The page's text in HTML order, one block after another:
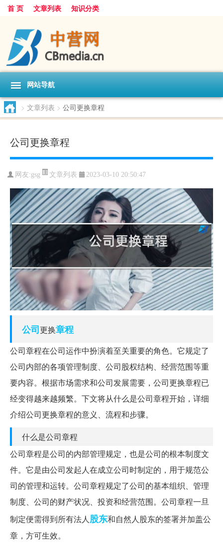
首 页 文章列表 知识分类
网站导航
> 文章列表 > 公司更换章程
公司更换章程
网友:gsg 文章列表 2023-03-10 20:50:47
公司更换章程
公司章程在公司运作中扮演着至关重要的角色。它规定了
公司内部的各项管理制度、公司股权结构、经营范围等重
要内容。根据市场需求和公司发展需要，公司更换章程已
经变得越来越频繁。下文将从什么是公司章程开始，详细
介绍公司更换章程的意义、流程和步骤。
什么是公司章程
公司章程是公司的内部管理规定，也是公司的根本制度文
件。它是由公司发起人在成立公司时制定的，用于规范公
司的管理和运转。公司章程规定了公司的基本组织、管理
制度、公司的财产状况、投资和经营范围。公司章程一旦
制定便需得到所有法人 股东和自然人股东的签署并加盖公
章，方可生效。